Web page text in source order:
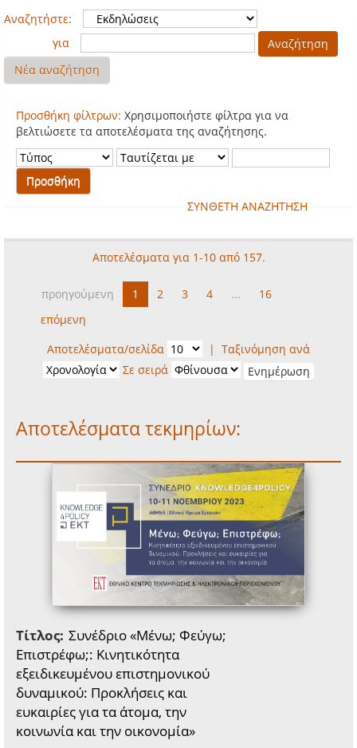
Αναζητήστε:
για
Νέα αναζήτηση
Προσθήκη φίλτρων: Χρησιμοποιήστε φίλτρα για να
βελτιώσετε τα αποτελέσματα της αναζήτησης.
ΣΥΝΘΕΤΗ ΑΝΑΖΗΤΗΣΗ
Αποτελέσματα για 1-10 από 157.
προηγούμενη 1 2 3 4 ...
16
επόμενη
Αποτελέσματα/σελίδα
| Ταξινόμηση ανά
Σε σειρά
Αποτελέσματα τεκμηρίων:
Τίτλος: Συνέδριο «Μένω; Φεύγω;
Επιστρέφω;: Κινητικότητα
εξειδικευμένου επιστημονικού
δυναμικού: Προκλήσεις και
ευκαιρίες για τα άτομα, την
κοινωνία και την οικονομία»